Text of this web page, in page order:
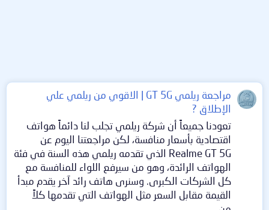
مراجعة ريلمي GT 5G | الاقوي من ريلمي علي
الإطلاق ?
تعودنا جميعاً أن شركة ريلمي تجلب لنا دائماً هواتف
اقتصادية بأسعار منافسة، لكن مراجعتنا اليوم عن
Realme GT 5G الذي تقدمه ريلمي هذه السنة في فئة
الهواتف الرائدة، وهو من سيرفع اللواء للمنافسة مع
كل الشركات الكبرى. وسنرى هاتف رائد آخر يقدم مبدأ
القيمة مقابل السعر مثل الهواتف التي تقدمها كلاً